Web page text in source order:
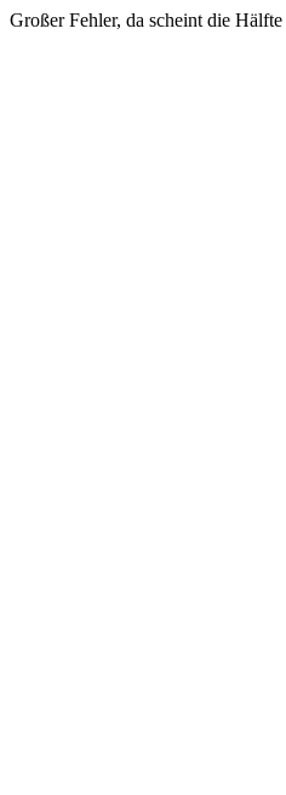
Großer Fehler, da scheint die